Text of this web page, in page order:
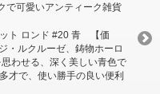
で可愛いアンティーク雑貨
ット ロンド #20 青 【価
ルクルーゼ、鋳物ホーロ
わせる、深く美しい青色で
才で、使い勝手の良い便利